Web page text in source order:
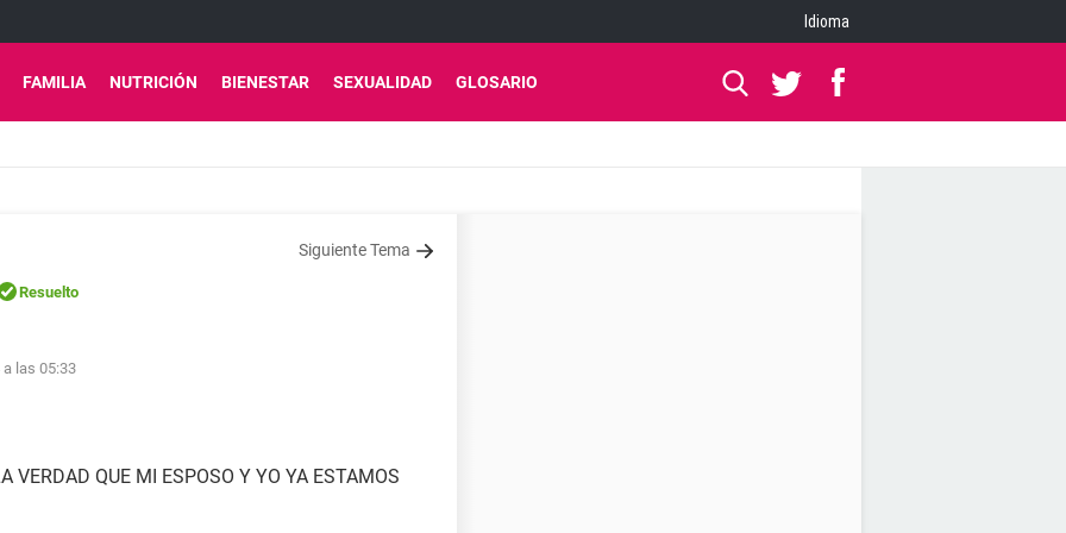
Idioma
FAMILIA NUTRICIÓN BIENESTAR SEXUALIDAD GLOSARIO
Siguiente Tema
Resuelto
a las 05:33
VERDAD QUE MI ESPOSO Y YO YA ESTAMOS